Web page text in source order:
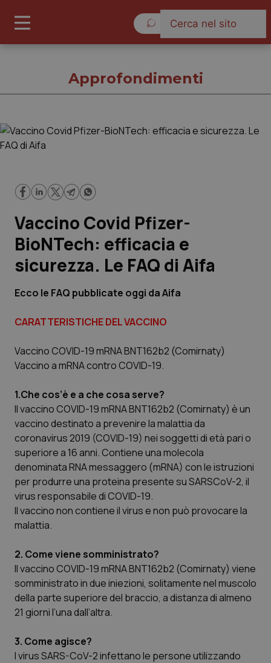
Governo e Parlamento
Regioni e Asl
Lavoro e Professioni
Scienza e Farmaci
Lettere al direttore
Edizioni Regionali
QS Pro
Professionisti Sanitari.AI
Abruzzo
Basilicata
Calabria
Campania
Emilia-Romagna
Friuli Venezia Giulia
QS Pro Gold
Artrite & artrosi
Asma & BPCO
Car-T
Colesterolo & coronaropatie
Dermatite Atopica
QS Club Newsletter
Approfondimenti
Vaccino Covid Pfizer-
BioNTech: efficacia e
sicurezza. Le FAQ di Aifa
Ecco le FAQ pubblicate oggi da Aifa
CARATTERISTICHE DEL VACCINO
Vaccino COVID-19 mRNA BNT162b2 (Comirnaty)
Vaccino a mRNA contro COVID-19.
1.Che cos’è e a che cosa serve?
Il vaccino COVID-19 mRNA BNT162b2 (Comirnaty) è un
vaccino destinato a prevenire la malattia da
coronavirus 2019 (COVID-19) nei soggetti di età pari o
superiore a 16 anni. Contiene una molecola
denominata RNA messaggero (mRNA) con le istruzioni
per produrre una proteina presente su SARSCoV-2, il
virus responsabile di COVID-19.
Il vaccino non contiene il virus e non può provocare la
malattia.
2. Come viene somministrato?
Il vaccino COVID-19 mRNA BNT162b2 (Comirnaty) viene
somministrato in due iniezioni, solitamente nel muscolo
della parte superiore del braccio, a distanza di almeno
21 giorni l’una dall’altra.
3. Come agisce?
I virus SARS-CoV-2 infettano le persone utilizzando